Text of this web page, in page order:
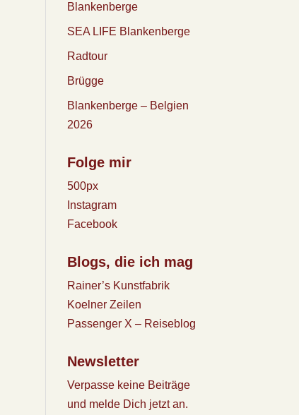
Blankenberge
SEA LIFE Blankenberge
Radtour
Brügge
Blankenberge – Belgien
2026
Folge mir
500px
Instagram
Facebook
Blogs, die ich mag
Rainer’s Kunstfabrik
Koelner Zeilen
Passenger X – Reiseblog
Newsletter
Verpasse keine Beiträge
und melde Dich jetzt an.